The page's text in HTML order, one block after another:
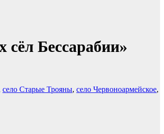
сёл Бессарабии»
село Старые Трояны, село Червоноармейское,